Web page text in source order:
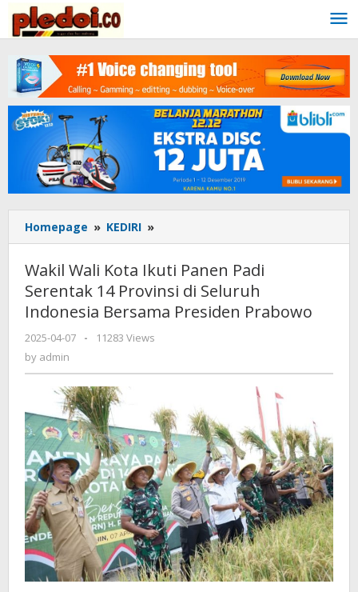
content
Homepage » KEDIRI »
Wali
Ikuti
Panen
Padi
di
Indonesia
Bersama
Presiden
Prabowo
Wakil Wali Kota Ikuti Panen Padi
Serentak 14 Provinsi di Seluruh
Indonesia Bersama Presiden Prabowo
2025-04-07
by
-
11283 Views
by admin